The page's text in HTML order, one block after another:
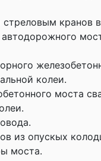
стреловым кранов
колеи.
моста
из опускых
моста.